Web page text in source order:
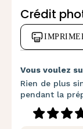
Crédit
Vous voulez
Rien de plus
pendant la